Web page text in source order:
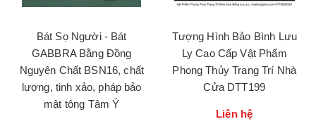
Bát Sọ Người - Bát
GABBRA Bằng Đồng
Nguyên Chất BSN16, chất
lượng, tinh xảo, pháp bảo
mật tông Tâm Ý
Tượng Hình Bảo Bình Lưu
Ly Cao Cấp Vật Phẩm
Phong Thủy Trang Trí Nhà
Cửa DTT199
Liên hệ